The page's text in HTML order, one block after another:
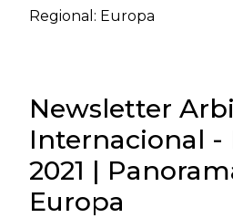
Regional: Europa
Newsletter
Internacional -
2021 |
Europa